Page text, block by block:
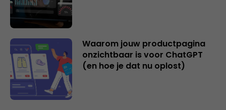
Waarom jouw productpagina
onzichtbaar is voor ChatGPT
(en hoe je dat nu oplost)